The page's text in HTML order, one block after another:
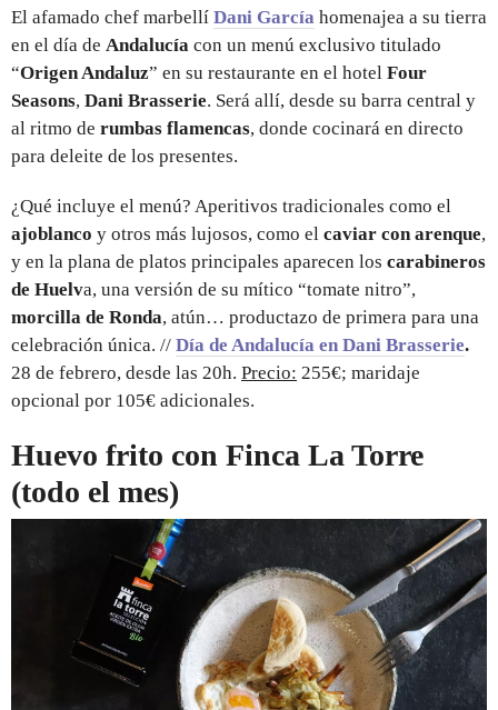
El afamado chef marbellí Dani García homenajea a su tierra
en el día de Andalucía con un menú exclusivo titulado
“Origen Andaluz” en su restaurante en el hotel Four
Seasons, Dani Brasserie. Será allí, desde su barra central y
al ritmo de rumbas flamencas, donde cocinará en directo
para deleite de los presentes.
¿Qué incluye el menú? Aperitivos tradicionales como el
ajoblanco y otros más lujosos, como el caviar con arenque,
y en la plana de platos principales aparecen los carabineros
de Huelva, una versión de su mítico “tomate nitro”,
morcilla de Ronda, atún… productazo de primera para una
celebración única. // Día de Andalucía en Dani Brasserie.
28 de febrero, desde las 20h. Precio: 255€; maridaje
opcional por 105€ adicionales.
Huevo frito con Finca La Torre
(todo el mes)